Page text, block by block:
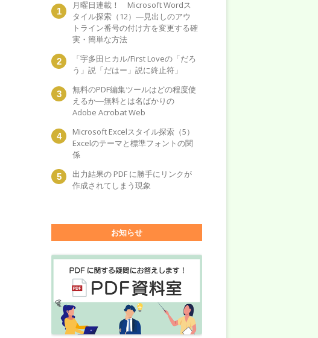
月曜日連載！ Microsoft Wordス
タイル探索（12）―見出しのアウ
トライン番号の付け方を変更する確
実・簡単な方法
「宇多田ヒカル/First Loveの「だろ
う」説「だはー」説に終止符」
無料のPDF編集ツールはどの程度使
えるか―無料とは名ばかりの
Adobe Acrobat Web
Microsoft Excelスタイル探索（5）
Excelのテーマと標準フォントの関
係
出力結果の PDF に勝手にリンクが
作成されてしまう現象
お知らせ